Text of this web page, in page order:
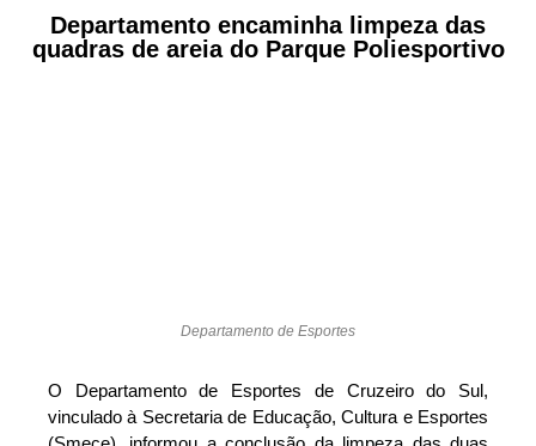
Departamento encaminha limpeza das
quadras de areia do Parque Poliesportivo
Departamento de Esportes
O Departamento de Esportes de Cruzeiro do Sul,
vinculado à Secretaria de Educação, Cultura e Esportes